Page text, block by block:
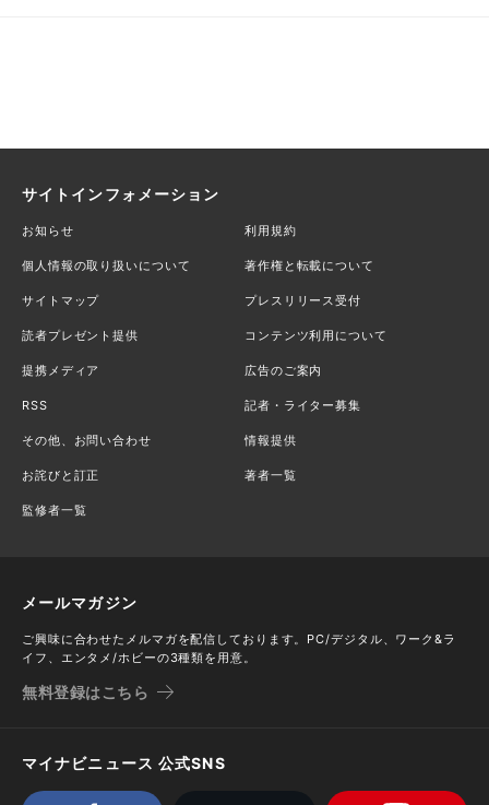
サイトインフォメーション
お知らせ 利用規約
個人情報の取り扱いについて 著作権と転載について
サイトマップ プレスリリース受付
読者プレゼント提供 コンテンツ利用について
提携メディア 広告のご案内
RSS 記者・ライター募集
その他、お問い合わせ 情報提供
お詫びと訂正 著者一覧
監修者一覧
メールマガジン
ご興味に合わせたメルマガを配信しております。PC/デジタル、ワーク&ラ
イフ、エンタメ/ホビーの3種類を用意。
無料登録はこちら
マイナビニュース 公式SNS